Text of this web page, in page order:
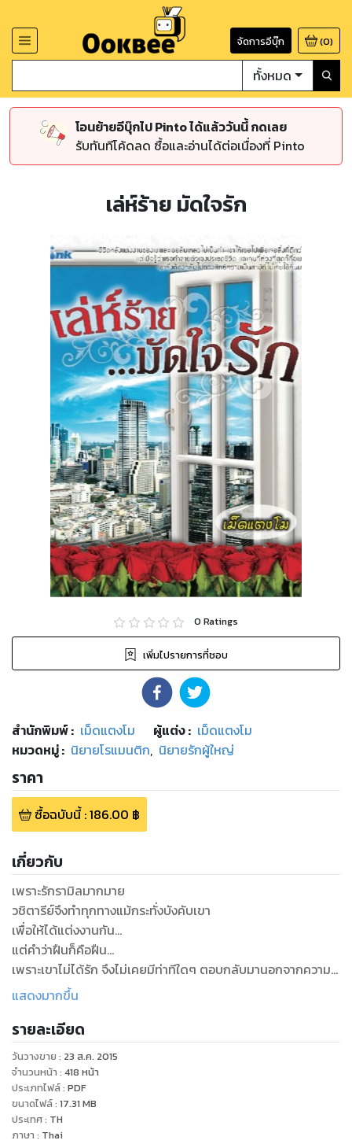
จัดการอีบุ๊ก (0)
ทั้งหมด
โอนย้ายอีบุ๊กไป Pinto ได้แล้ววันนี้ กดเลย
รับทันทีโค้ดลด ซื้อและอ่านได้ต่อเนื่องที่ Pinto
เล่ห์ร้าย มัดใจรัก
0 Ratings
เพิ่มไปรายการที่ชอบ
สำนักพิมพ์: เม็ดแตงโม ผู้แต่ง : เม็ดแตงโม
หมวดหมู่: นิยายโรแมนติก, นิยายรักผู้ใหญ่
ราคา
ซื้อฉบับนี้:186.00 ฿
เกี่ยวกับ
เพราะรักรามิลมากมาย
วชิตารีย์จึงทำทุกทางแม้กระทั่งบังคับเขา
เพื่อให้ได้แต่งงานกัน...
แต่คำว่าฝืนก็คือฝืน...
เพราะเขาไม่ได้รัก จึงไม่เคยมีท่าทีใดๆ ตอบกลับมานอกจากความ
ชาเฉย
มากมาย
ถอนใจก็หลายครั้งเมื่อไม่เคยได้อะไรกลับมา...
แต่พอจะถอยห่างออกไปจากชีวิตของเขาหล่อนก็ทำใจไม่ได้
แล้วจะต้องทำอย่างไรถึงจะได้ใจของเขามาครอบครอง...
หรือว่าครานี้จะต้องใช้ทั้งเวทย์มนต์ กลคาถา และพละกำลังเข้าช่วย
แสดงมากขึ้น
รายละเอียด
วันวางขาย : 23 ส.ค. 2015
จำนวนหน้า : 418 หน้า
ประเภทไฟล์: PDF
ขนาดไฟล์: 17.31 MB
ประเทศ: TH
ภาษา : Thai